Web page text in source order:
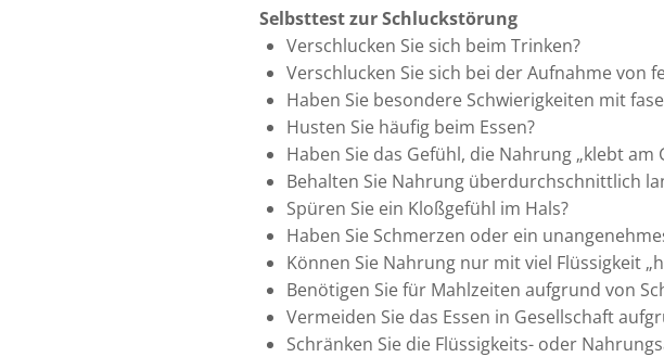
Selbsttest zur Schluckstörung
Verschlucken Sie sich beim Trinken?
Verschlucken Sie sich bei der Aufnahme von
Haben Sie besondere Schwierigkeiten mit
Husten Sie häufig beim Essen?
Haben Sie das Gefühl, die Nahrung „klebt am
Behalten Sie Nahrung überdurchschnittlich
Spüren Sie ein Kloßgefühl im Hals?
Haben Sie Schmerzen oder ein
Können Sie Nahrung nur mit viel Flüssigkeit
Benötigen Sie für Mahlzeiten aufgrund von
Vermeiden Sie das Essen in Gesellschaft
Schränken Sie die Flüssigkeits- oder